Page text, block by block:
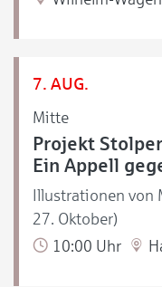
7. AUG.
Mitte
Projekt
Ein Appell
Illustrationen von
27. Oktober)
10:00 Uhr